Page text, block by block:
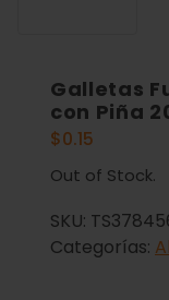
Galletas
con Piña
$0.15
Out of Stock.
SKU:
Categorías: